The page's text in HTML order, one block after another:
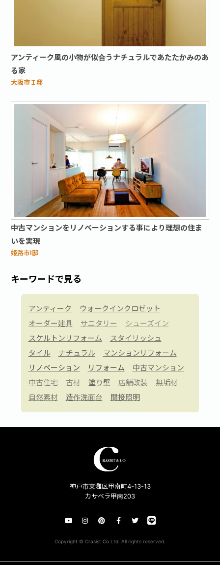
アンティーク風の小物が似合うナチュラルであたたかみのあ
る家
大阪市Ｉ邸
中古マンションをリノベーションする事により理想の住ま
いを実現
姫路市I邸
キーワードで見る
アンティーク
ウォークインクロゼット
オーダー建具
サニタリー
シューズイン
スケルトンリフォーム
スタイリッシュ
タイル
ナチュラル
マンションリフォーム
リノベーション
リフォーム
中古マンション
中古住宅
古材 塗り壁 店舗改装
無垢材
自然素材
造作洗面台 間接照明
神戸市東灘区甲南町4-13-13
カサベラ甲南203
Copyright © Crasist Co Ltd. All rights reserved.